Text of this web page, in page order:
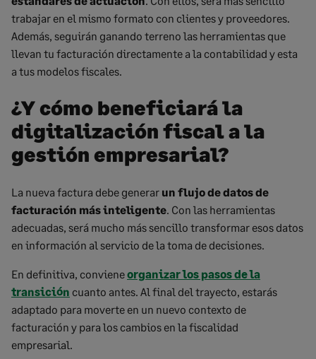
trabajar en el mismo formato con clientes y proveedores.
Además, seguirán ganando terreno las herramientas que
llevan tu facturación directamente a la contabilidad y esta
a tus modelos fiscales.
¿Y cómo beneficiará la
digitalización fiscal a la
gestión empresarial?
La nueva factura debe generar un flujo de datos de
facturación más inteligente . Con las herramientas
adecuadas, será mucho más sencillo transformar esos datos
en información al servicio de la toma de decisiones.
En definitiva, convieneorganizar los pasos de la
transición cuanto antes. Al final del trayecto, estarás
adaptado para moverte en un nuevo contexto de
facturación y para los cambios en la fiscalidad
empresarial.